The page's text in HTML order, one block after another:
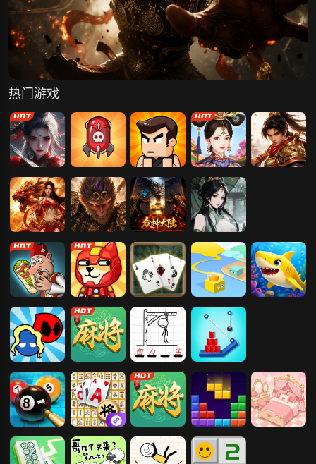
热门游戏
玄影 卡卡保皇 疯狂宝贝
爱江山更爱美
人
刀剑笑之霸刀 傲视神魔传 众神大陆 墨武江山
沙威玛大王 幸存大作战 蜘蛛纸牌 Paper.io
红蓝大冒险 易起欢乐麻将 拯救火柴人 割绳子
王者3D台球 挪了个对 易起欢乐麻将 罗斯方块拼图